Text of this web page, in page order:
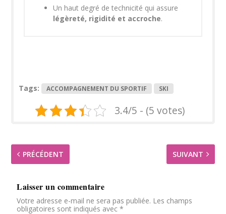
Un haut degré de technicité qui assure
légèreté, rigidité et accroche.
Tags: ACCOMPAGNEMENT DU SPORTIF SKI
3.4/5 - (5 votes)
PRÉCÉDENT SUIVANT
Laisser un commentaire
Votre adresse e-mail ne sera pas publiée. Les champs
obligatoires sont indiqués avec*